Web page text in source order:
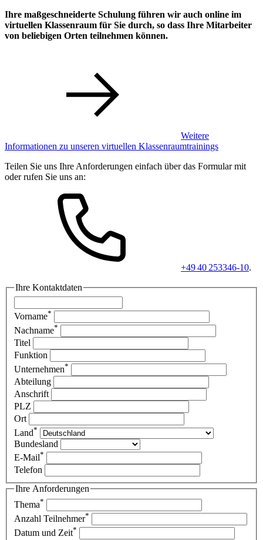
Ihre maßgeschneiderte Schulung führen wir auch online im
virtuellen Klassenraum für Sie durch, so dass Ihre Mitarbeiter
von beliebigen Orten teilnehmen können.
Weitere
Informationen zu unseren virtuellen Klassenraumtrainings
Teilen Sie uns Ihre Anforderungen einfach über das Formular mit
oder rufen Sie uns an:
+49 40 253346-10.
Ihre Kontaktdaten
Vorname*
Nachname*
Titel
Funktion
Unternehmen*
Abteilung
Anschrift
PLZ
Ort
Land*
Bundesland
E-Mail*
Telefon
Ihre Anforderungen
Thema*
Anzahl Teilnehmer*
Datum und Zeit*